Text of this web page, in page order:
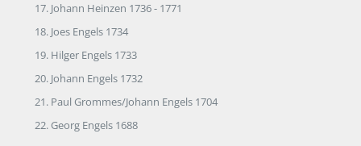
Johann Heinzen 1736 - 1771
Joes Engels 1734
Hilger Engels 1733
Johann Engels 1732
Paul Grommes/Johann Engels 1704
Georg Engels 1688